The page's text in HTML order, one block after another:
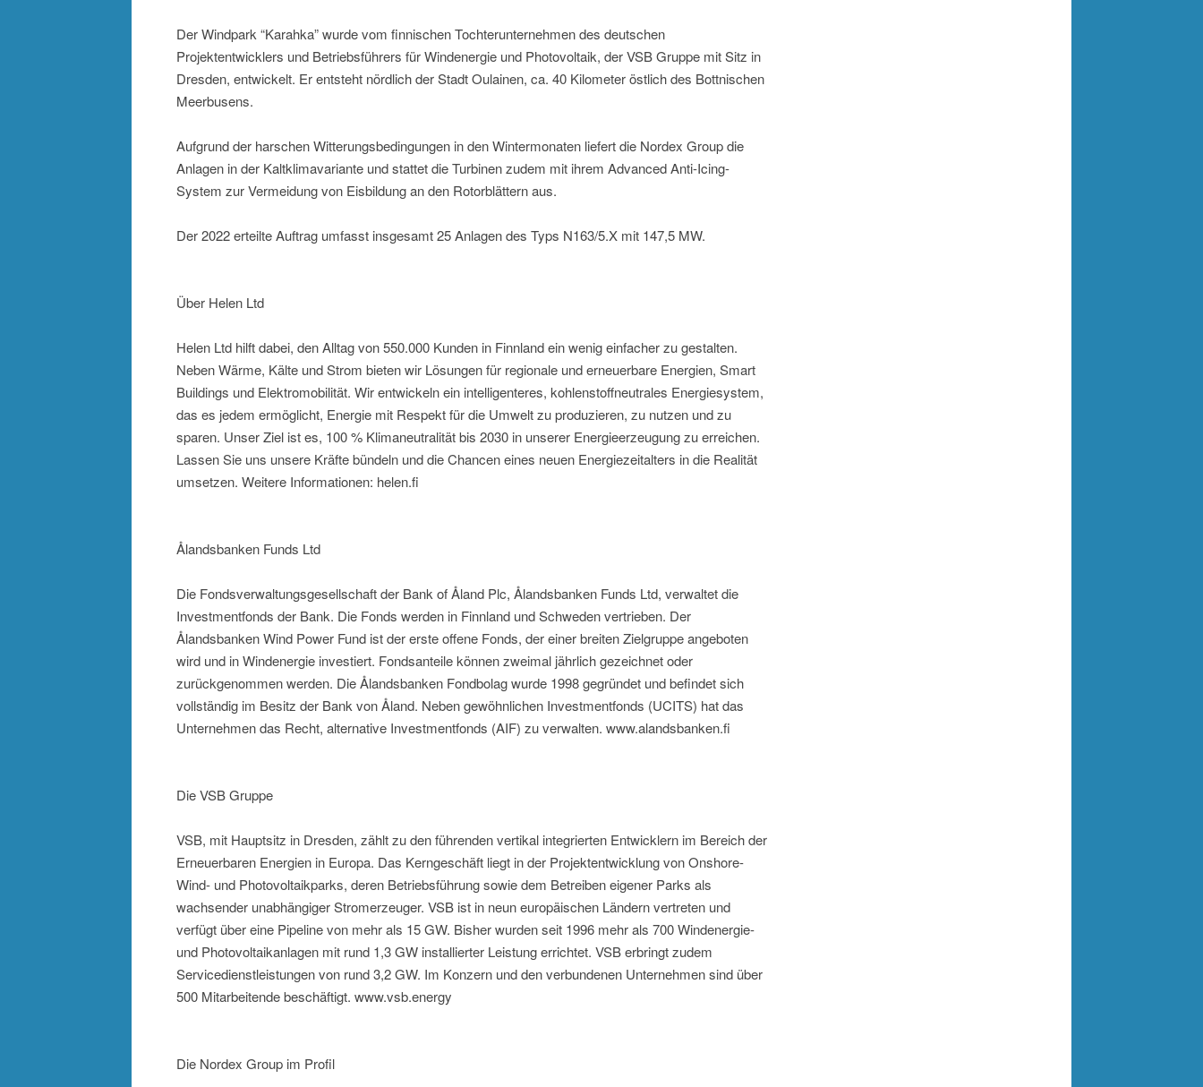
Der Windpark “Karahka” wurde vom finnischen Tochterunternehmen des deutschen
Projektentwicklers und Betriebsführers für Windenergie und Photovoltaik, der VSB Gruppe mit Sitz in
Dresden, entwickelt. Er entsteht nördlich der Stadt Oulainen, ca. 40 Kilometer östlich des Bottnischen
Meerbusens.
Aufgrund der harschen Witterungsbedingungen in den Wintermonaten liefert die Nordex Group die
Anlagen in der Kaltklimavariante und stattet die Turbinen zudem mit ihrem Advanced Anti-Icing-
System zur Vermeidung von Eisbildung an den Rotorblättern aus.
Der 2022 erteilte Auftrag umfasst insgesamt 25 Anlagen des Typs N163/5.X mit 147,5 MW.
Über Helen Ltd
Helen Ltd hilft dabei, den Alltag von 550.000 Kunden in Finnland ein wenig einfacher zu gestalten.
Neben Wärme, Kälte und Strom bieten wir Lösungen für regionale und erneuerbare Energien, Smart
Buildings und Elektromobilität. Wir entwickeln ein intelligenteres, kohlenstoffneutrales Energiesystem,
das es jedem ermöglicht, Energie mit Respekt für die Umwelt zu produzieren, zu nutzen und zu
sparen. Unser Ziel ist es, 100 % Klimaneutralität bis 2030 in unserer Energieerzeugung zu erreichen.
Lassen Sie uns unsere Kräfte bündeln und die Chancen eines neuen Energiezeitalters in die Realität
umsetzen. Weitere Informationen: helen.fi
Ålandsbanken Funds Ltd
Die Fondsverwaltungsgesellschaft der Bank of Åland Plc, Ålandsbanken Funds Ltd, verwaltet die
Investmentfonds der Bank. Die Fonds werden in Finnland und Schweden vertrieben. Der
Ålandsbanken Wind Power Fund ist der erste offene Fonds, der einer breiten Zielgruppe angeboten
wird und in Windenergie investiert. Fondsanteile können zweimal jährlich gezeichnet oder
zurückgenommen werden. Die Ålandsbanken Fondbolag wurde 1998 gegründet und befindet sich
vollständig im Besitz der Bank von Åland. Neben gewöhnlichen Investmentfonds (UCITS) hat das
Unternehmen das Recht, alternative Investmentfonds (AIF) zu verwalten. www.alandsbanken.fi
Die VSB Gruppe
VSB, mit Hauptsitz in Dresden, zählt zu den führenden vertikal integrierten Entwicklern im Bereich der
Erneuerbaren Energien in Europa. Das Kerngeschäft liegt in der Projektentwicklung von Onshore-
Wind- und Photovoltaikparks, deren Betriebsführung sowie dem Betreiben eigener Parks als
wachsender unabhängiger Stromerzeuger. VSB ist in neun europäischen Ländern vertreten und
verfügt über eine Pipeline von mehr als 15 GW. Bisher wurden seit 1996 mehr als 700 Windenergie-
und Photovoltaikanlagen mit rund 1,3 GW installierter Leistung errichtet. VSB erbringt zudem
Servicedienstleistungen von rund 3,2 GW. Im Konzern und den verbundenen Unternehmen sind über
500 Mitarbeitende beschäftigt. www.vsb.energy
Die Nordex Group im Profil